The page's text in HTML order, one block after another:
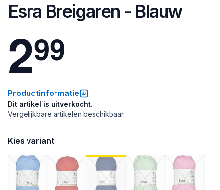
Esra Breigaren - Blauw
299
Productinformatie
Dit artikel is uitverkocht.
Vergelijkbare artikelen beschikbaar.
Kies variant